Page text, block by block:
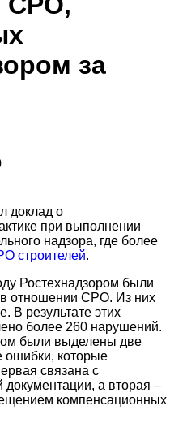
за
доклад о
при выполнении
надзора, где более
строителей.
Ростехнадзором были
отношении СРО. Из них
В результате этих
более 260 нарушений.
были выделены две
ошибки, которые
связана с
документации, а вторая –
компенсационных